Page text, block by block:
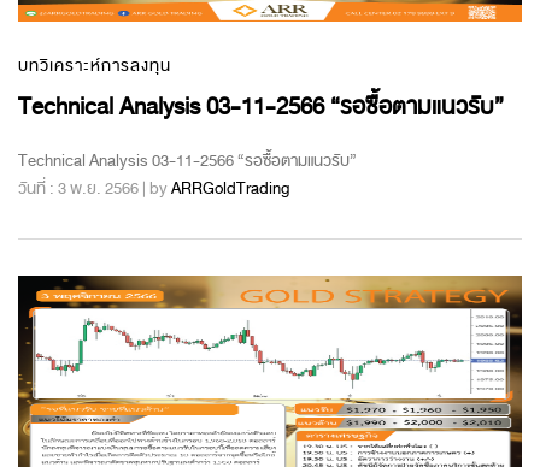
บทวิเคราะห์การลงทุน
Technical Analysis 03-11-2566 “รอซื้อตามแนวรับ”
Technical Analysis 03-11-2566 “รอซื้อตามแนวรับ”
วันที่ : 3 พ.ย. 2566 | byARRGoldTrading